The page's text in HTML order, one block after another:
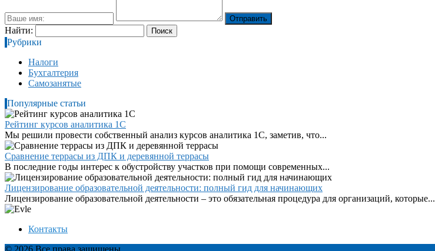
Найти:
Рубрики
Налоги
Бухгалтерия
Самозанятые
Популярные статьи
Рейтинг курсов аналитика 1С
Мы решили провести собственный анализ курсов аналитика 1С, заметив, что...
Сравнение террасы из ДПК и деревянной террасы
В последние годы интерес к обустройству участков при помощи современных...
Лицензирование образовательной деятельности: полный гид для начинающих
Лицензирование образовательной деятельности – это обязательная процедура для организаций, которые...
Контакты